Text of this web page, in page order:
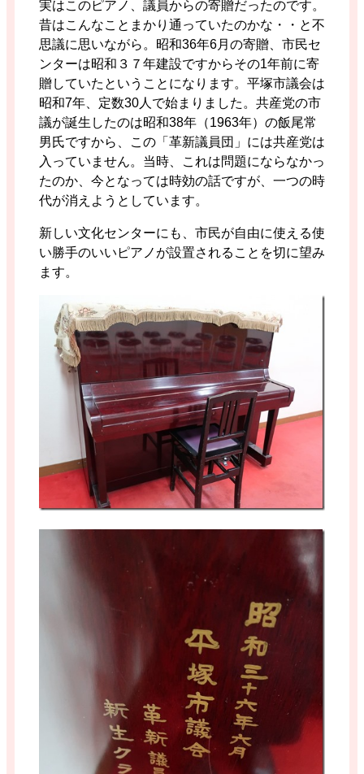
実はこのピアノ、議員からの寄贈だったのです。
昔はこんなことまかり通っていたのかな・・と不
思議に思いながら。昭和36年6月の寄贈、市民セ
ンターは昭和３７年建設ですからその1年前に寄
贈していたということになります。平塚市議会は
昭和7年、定数30人で始まりました。共産党の市
議が誕生したのは昭和38年（1963年）の飯尾常
男氏ですから、この「革新議員団」には共産党は
入っていません。当時、これは問題にならなかっ
たのか、今となっては時効の話ですが、一つの時
代が消えようとしています。
新しい文化センターにも、市民が自由に使える使
い勝手のいいピアノが設置されることを切に望み
ます。